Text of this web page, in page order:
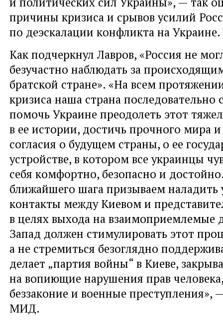
причины кризиса и срывов усилий
по деэскалации конфликта на Украине.
Как подчеркнул Лавров, «Россия не
безучастно наблюдать за
братской стране». «На всем
кризиса наша страна последовательно
помочь Украине преодолеть этот
в ее истории, достичь прочного мира
согласия о будущем страны, о ее
устройстве, в котором все украинцы
себя комфортно, безопасно и
ближайшего шага призываем наладить
контакты между Киевом и
в целях выхода на взаимоприемлемые
Запад должен стимулировать этот
а не стремиться безоглядно
делает „партия войны“ в Киеве,
на вопиющие нарушения прав
беззаконие и военные преступления»,
МИД.